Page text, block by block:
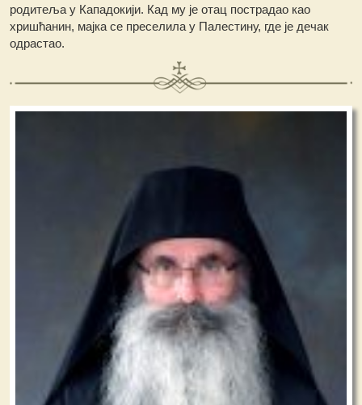
родитеља у Кападокији. Кад му је отац пострадао као
хришћанин, мајка се преселила у Палестину, где је дечак
одрастао.